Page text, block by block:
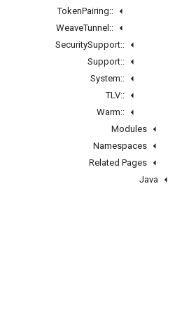
::
TokenPairing
::
WeaveTunnel
::
SecuritySupport
::
Support
::
System
::
TLV
::
Warm
Modules
Namespaces
Related Pages
Java